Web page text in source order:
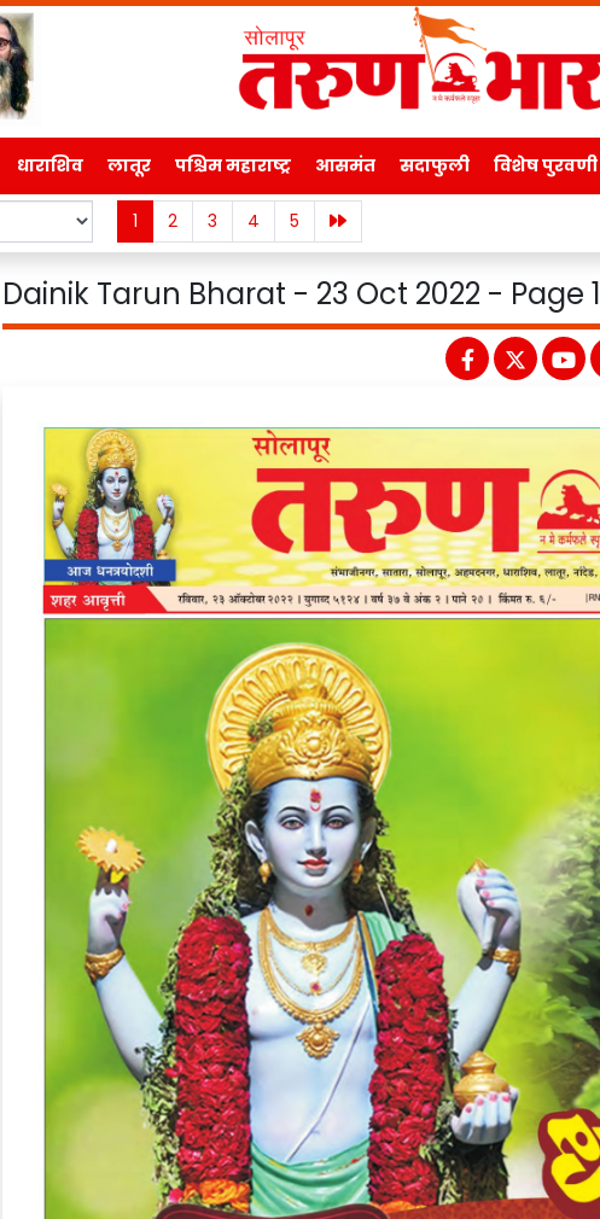
धाराशिव लातूर पश्चिम महाराष्ट्र आसमंत सदाफुली विशेष पुरवणी
1 2 3 4 5
Dainik Tarun Bharat - 23 Oct 2022 - Page 1